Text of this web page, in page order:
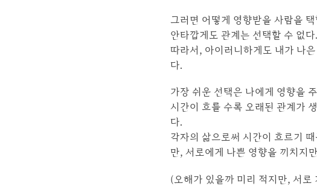
그러면 어떻게 영향받을 사람을
안타깝게도 관계는 선택할 수 없
따라서, 아이러니하게도 내가 나
다.
가장 쉬운 선택은 나에게 영향을
시간이 흐를 수록 오래된 관계가
다.
각자의 삶으로써 시간이 흐르기
만, 서로에게 나쁜 영향을 끼치지
(오해가 있을까 미리 적지만, 서